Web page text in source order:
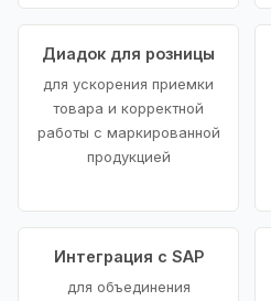
Диадок для розницы
для ускорения приемки
товара и корректной
работы с маркированной
продукцией
Интеграция с SAP
для объединения